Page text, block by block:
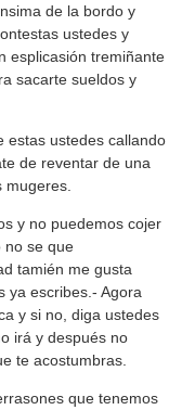
de la bordo y
ustedes y
esplicasión tremiñante
sacarte sueldos y
estas ustedes callando
de reventar de una
y no puedemos cojer
no se que
tamién me gusta
ya escribes.- Agora
y si no, diga ustedes
irá y después no
te acostumbras.
que tenemos